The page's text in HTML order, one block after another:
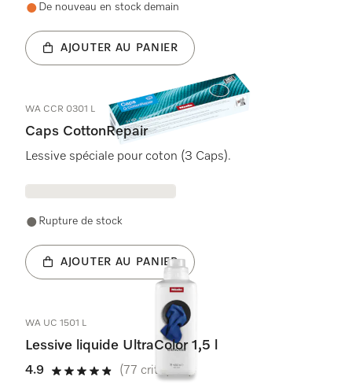
De nouveau en stock demain
AJOUTER AU PANIER
WA CCR 0301 L
Caps CottonRepair
Lessive spéciale pour coton (3 Caps).
Rupture de stock
AJOUTER AU PANIER
WA UC 1501 L
Lessive liquide UltraColor 1,5 l
4.9
4.9 étoiles sur 5
(77 critiques)